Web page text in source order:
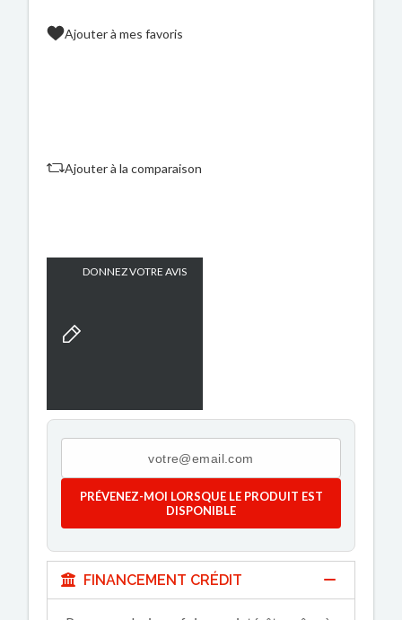
Ajouter à mes favoris
Ajouter à la comparaison
DONNEZ VOTRE AVIS
PRÉVENEZ-MOI LORSQUE LE PRODUIT EST
DISPONIBLE
FINANCEMENT CRÉDIT